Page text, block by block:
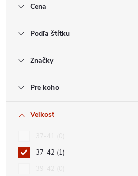
Cena
Podľa štítku
Značky
Pre koho
Veľkosť
37-42 1